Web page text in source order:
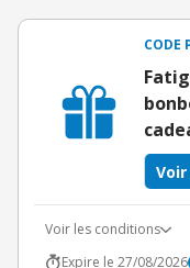
CODE
Voir
Voir les conditions
Expire le 27/08/2026